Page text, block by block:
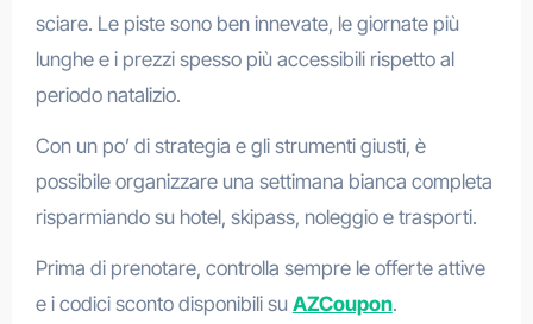
sciare. Le piste sono ben innevate, le giornate più
lunghe e i prezzi spesso più accessibili rispetto al
periodo natalizio.
Con un po’ di strategia e gli strumenti giusti, è
possibile organizzare una settimana bianca completa
risparmiando su hotel, skipass, noleggio e trasporti.
Prima di prenotare, controlla sempre le offerte attive
e i codici sconto disponibili su AZCoupon.